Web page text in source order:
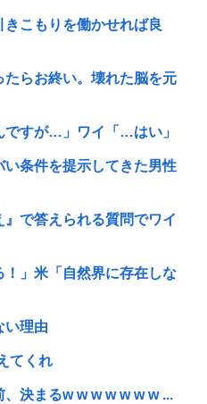
きこもりを働かせれば良
らお終い。壊れた脳を元
ですが…」ワイ「…はい」
条件を提示してきた男性
で答えられる質問でワイ
」米「自然界に存在しな
い理由
てくれ
決まるw w w w w w w ...